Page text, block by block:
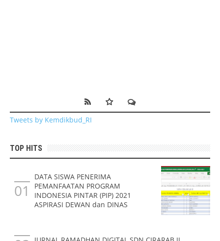
Tweets by Kemdikbud_RI
TOP HITS
DATA SISWA PENERIMA
PEMANFAATAN PROGRAM
INDONESIA PINTAR (PIP) 2021
ASPIRASI DEWAN dan DINAS